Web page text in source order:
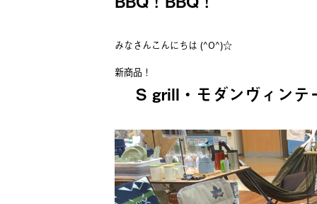
みなさんこんにちは (^O^)☆
新商品！
S grill・モダンヴィンテ